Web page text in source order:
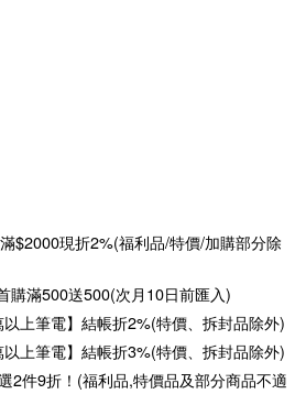
滿$2000現折2%(福利品/特價/加購部分除
購滿500送500(次月10日前匯入)
上筆電】結帳折2%(特價、拆封品除外)
上筆電】結帳折3%(特價、拆封品除外)
2件9折！(福利品,特價品及部分商品不適